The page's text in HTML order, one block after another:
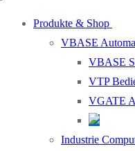
Produkte & Shop
VBASE
VBASE
VTP
VGATE
Industrie